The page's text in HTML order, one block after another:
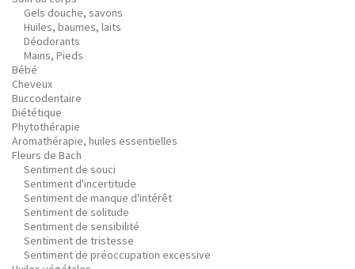
Gels douche, savons
Huiles, baumes, laits
Déodorants
Mains, Pieds
Bébé
Cheveux
Buccodentaire
Diététique
Phytothérapie
Aromathérapie, huiles essentielles
Fleurs de Bach
Sentiment de souci
Sentiment d'incertitude
Sentiment de manque d'intérêt
Sentiment de solitude
Sentiment de sensibilité
Sentiment de tristesse
Sentiment de préoccupation excessive